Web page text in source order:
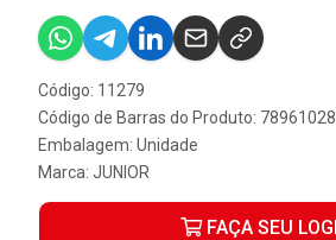
Código: 11279
Código de Barras do Produto:
Embalagem: Unidade
Marca: JUNIOR
FAÇA SEU